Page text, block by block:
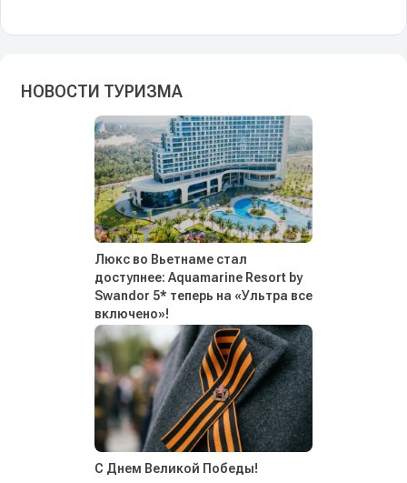
НОВОСТИ ТУРИЗМА
Люкс во Вьетнаме стал
доступнее: Aquamarine Resort by
Swandor 5* теперь на «Ультра все
включено»!
С Днем Великой Победы!